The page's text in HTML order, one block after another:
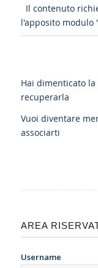
Il contenuto
l'apposito modulo
Hai dimenticato la
recuperarla
Vuoi diventare
associarti
AREA
Username